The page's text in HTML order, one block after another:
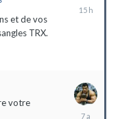
et de vos
TRX.
votre
18